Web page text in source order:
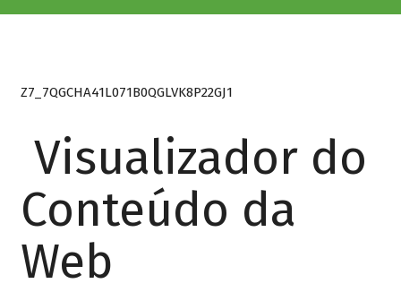
Z7_7QGCHA41L071B0QGLVK8P22GJ1
Visualizador do
Conteúdo da
Web